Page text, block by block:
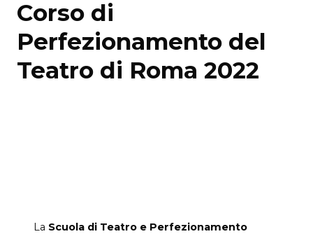
Corso di
Perfezionamento del
Teatro di Roma 2022
La Scuola di Teatro e Perfezionamento